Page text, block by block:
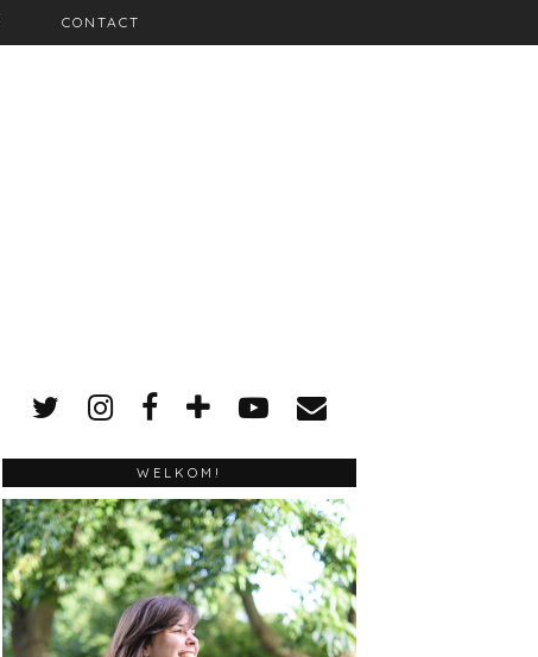
CONTACT
WELKOM!